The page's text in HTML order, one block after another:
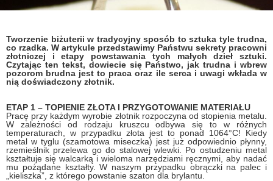
Tworzenie biżuterii w tradycyjny sposób to sztuka tyle trudna,
co rzadka. W artykule przedstawimy Państwu sekrety pracowni
złotniczej i etapy powstawania tych małych dzieł sztuki.
Czytając ten tekst, dowiecie się Państwo, jak trudna i wbrew
pozorom brudna jest to praca oraz ile serca i uwagi wkłada w
nią doświadczony złotnik.
ETAP 1 – TOPIENIE ZŁOTA I PRZYGOTOWANIE MATERIAŁU
Pracę przy każdym wyrobie złotnik rozpoczyna od stopienia metalu.
W zależności od rodzaju kruszcu odbywa się to w różnych
temperaturach, w przypadku złota jest to ponad 1064°C! Kiedy
metal w tyglu (szamotowa miseczka) jest już odpowiednio płynny,
rzemieślnik przelewa go do stalowej wlewki. Po ostudzeniu metal
kształtuje się walcarką i wieloma narzędziami ręcznymi, aby nadać
mu pożądane kształty. W naszym przypadku obrączki na palec i
„kieliszka”, z którego powstanie szaton dla brylantu.